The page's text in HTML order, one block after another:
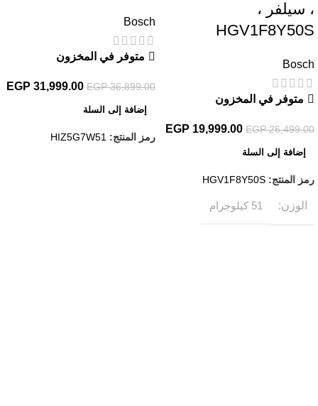
، سيلفر ،
HGV1F8Y50S
Bosch
متوفر في المخزون
EGP26,499.00
EGP 19,999.00
إضافة إلى السلة
رمز المنتج: HGV1F8Y50S
الوزن 51 كيلوجرام
Bosch
متوفر في المخزون
EGP36,899.00
EGP 31,999.00
إضافة إلى السلة
رمز المنتج: HIZ5G7W51